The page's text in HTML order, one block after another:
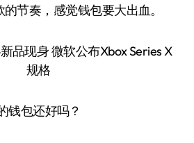
节奏，感觉钱包要大出血。
包还好吗？